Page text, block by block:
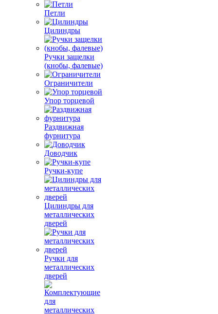
Петли
Цилиндры
Ручки защелки
(кнобы, фалевые)
Ограничители
Упор торцевой
Раздвижная
фурнитура
Доводчик
Ручки-купе
Цилиндры для
металлических
дверей
Ручки для
металлических
дверей